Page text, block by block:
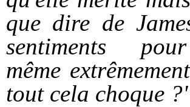
que dire de
sentiments
même
tout cela choque ?